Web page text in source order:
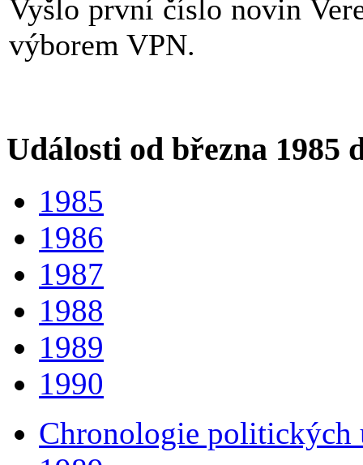
Vyšlo první číslo novin
výborem VPN.
Události od března 1985
1985
1986
1987
1988
1989
1990
Chronologie politických